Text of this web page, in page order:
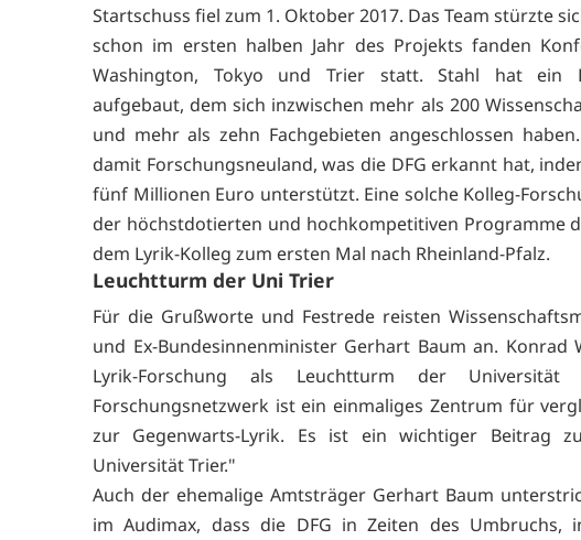
Startschuss fiel zum 1. Oktober 2017. Das Team stürzte
schon im ersten halben Jahr des Projekts fanden
Washington, Tokyo und Trier statt. Stahl hat ein
aufgebaut, dem sich inzwischen mehr als 200
und mehr als zehn Fachgebieten angeschlossen
damit Forschungsneuland, was die DFG erkannt hat,
fünf Millionen Euro unterstützt. Eine solche Kolleg-
der höchstdotierten und hochkompetitiven Programme
dem Lyrik-Kolleg zum ersten Mal nach Rheinland-Pfalz.
Leuchtturm der Uni Trier
Für die Grußworte und Festrede reisten
und Ex-Bundesinnenminister Gerhart Baum an. Konrad
Lyrik-Forschung als Leuchtturm der
Forschungsnetzwerk ist ein einmaliges Zentrum für
zur Gegenwarts-Lyrik. Es ist ein wichtiger Beitrag
Universität Trier."
Auch der ehemalige Amtsträger Gerhart Baum
im Audimax, dass die DFG in Zeiten des Umbruchs,